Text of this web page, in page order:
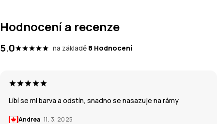
Hodnocení a recenze
5.0 na základě 8 Hodnocení
Líbí se mi barva a odstín, snadno se nasazuje na rámy
Andrea 11. 3. 2025